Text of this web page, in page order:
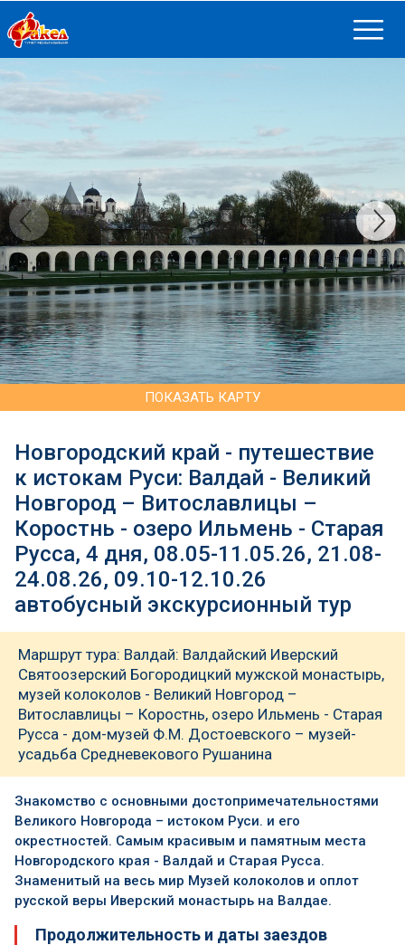
ПОКАЗАТЬ КАРТУ
Новгородский край - путешествие
к истокам Руси: Валдай - Великий
Новгород – Витославлицы –
Коростнь - озеро Ильмень - Старая
Русса, 4 дня, 08.05-11.05.26, 21.08-
24.08.26, 09.10-12.10.26
автобусный экскурсионный тур
Маршрут тура: Валдай: Валдайский Иверский
Святоозерский Богородицкий мужской монастырь,
музей колоколов - Великий Новгород –
Витославлицы – Коростнь, озеро Ильмень - Старая
Русса - дом-музей Ф.М. Достоевского – музей-
усадьба Средневекового Рушанина
Знакомство с основными достопримечательностями
Великого Новгорода – истоком Руси. и его
окрестностей. Самым красивым и памятным места
Новгородского края - Валдай и Старая Русса.
Знаменитый на весь мир Музей колоколов и оплот
русской веры Иверский монастырь на Валдае.
Продолжительность и даты заездов